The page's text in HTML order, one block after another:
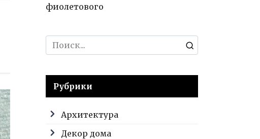
фиолетового
Search
for:
Рубрики
Архитектура
Декор дома